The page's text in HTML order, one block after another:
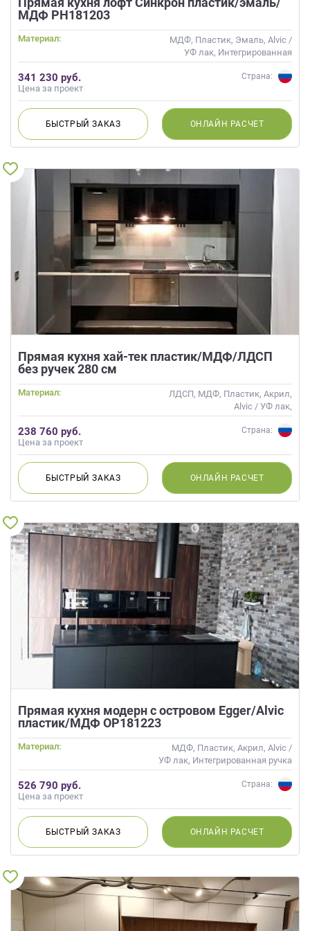
МДФ РН181203
Материал:
МДФ, Пластик, Эмаль, Alvic /
УФ лак, Интегрированная
ручка, Матовые
341 230 руб.
Цена за проект
Страна:
БЫСТРЫЙЗАКАЗ ОНЛАЙН РАСЧЕТ
Прямая кухня хай-тек пластик/МДФ/ЛДСП
без ручек 280 см
Материал:
ЛДСП, МДФ, Пластик, Акрил,
Alvic / УФ лак,
Интегрированная ручка,
Глянцевые
238 760 руб.
Цена за проект
Страна:
БЫСТРЫЙЗАКАЗ ОНЛАЙН РАСЧЕТ
Прямая кухня модерн с островом Egger/Alvic
пластик/МДФ ОР181223
Материал:
МДФ, Пластик, Акрил, Alvic /
УФ лак, Интегрированная ручка
526 790 руб.
Цена за проект
Страна:
БЫСТРЫЙЗАКАЗ ОНЛАЙН РАСЧЕТ
данных.